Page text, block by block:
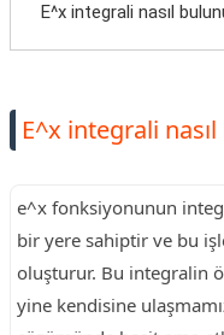
E^x integrali nasıl
E^x integrali
e^x fonksiyonunun
bir yere sahiptir ve bu
oluşturur. Bu integralin
yine kendisine